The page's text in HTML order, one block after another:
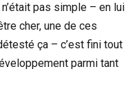
pas simple – en lui
cher, une de ces
ça – c’est fini tout
parmi tant